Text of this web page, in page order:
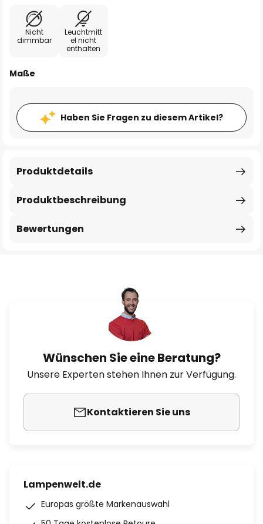
Nicht
dimmbar
Leuchtmitt
el nicht
enthalten
Maße
Haben Sie Fragen zu diesem Artikel?
Produktbeschreibung
Produktdetails
Bewertungen
Wünschen Sie eine Beratung?
Unsere Experten stehen Ihnen zur Verfügung.
Kontaktieren Sie uns
Lampenwelt.de
Europas größte Markenauswahl